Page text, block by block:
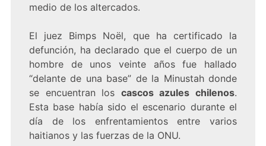
medio de los altercados.
El juez Bimps Noël, que ha certificado la
defunción, ha declarado que el cuerpo de un
hombre de unos veinte años fue hallado
“delante de una base” de la Minustah donde
se encuentran los cascos azules chilenos.
Esta base había sido el escenario durante el
día de los enfrentamientos entre varios
haitianos y las fuerzas de la ONU.